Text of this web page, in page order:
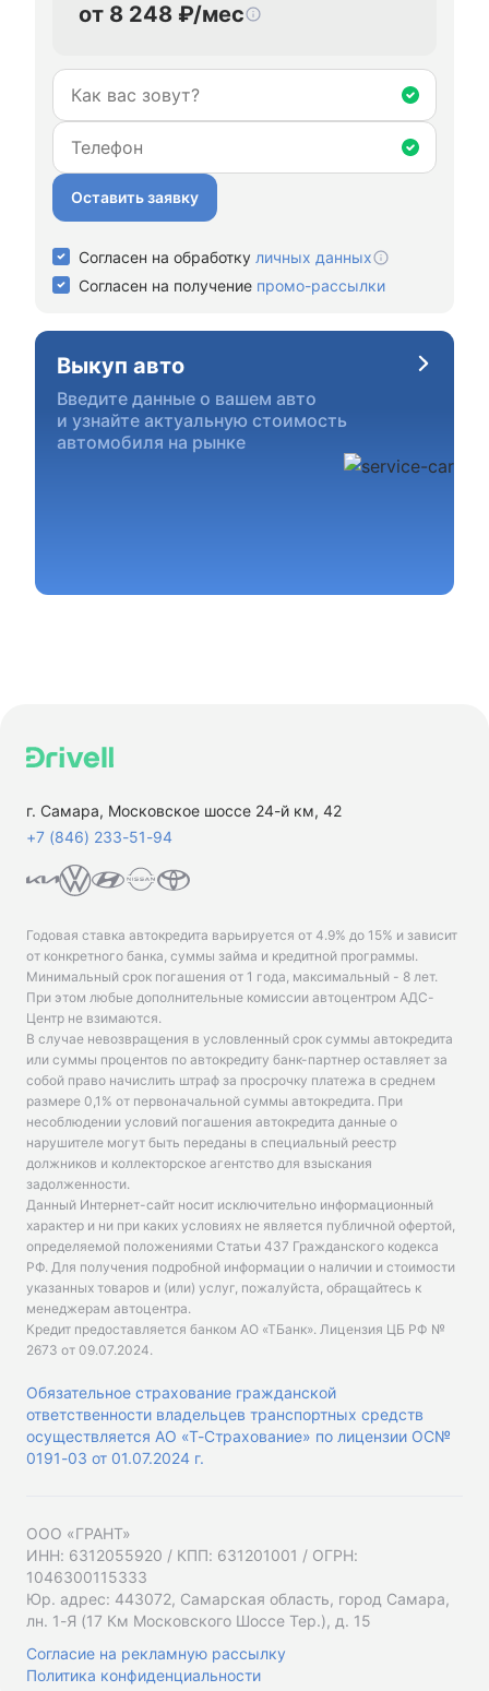
от 8 248 ₽/мес
Оставить заявку
Согласен на обработку личных данных
Согласен на получение промо-рассылки
Выкуп авто
Введите данные о вашем авто
и узнайте актуальную стоимость
автомобиля на рынке
г. Самара, Московское шоссе 24-й км, 42
+7 (846) 233-51-94
Годовая ставка автокредита варьируется от 4.9% до 15% и зависит
от конкретного банка, суммы займа и кредитной программы.
Минимальный срок погашения от 1 года, максимальный - 8 лет.
При этом любые дополнительные комиссии автоцентром АДС-
Центр не взимаются.
В случае невозвращения в условленный срок суммы автокредита
или суммы процентов по автокредиту банк-партнер оставляет за
собой право начислить штраф за просрочку платежа в среднем
размере 0,1% от первоначальной суммы автокредита. При
несоблюдении условий погашения автокредита данные о
нарушителе могут быть переданы в специальный реестр
должников и коллекторское агентство для взыскания
задолженности.
Данный Интернет-сайт носит исключительно информационный
характер и ни при каких условиях не является публичной офертой,
определяемой положениями Статьи 437 Гражданского кодекса
РФ. Для получения подробной информации о наличии и стоимости
указанных товаров и (или) услуг, пожалуйста, обращайтесь к
менеджерам автоцентра.
Кредит предоставляется банком АО «ТБанк». Лицензия ЦБ РФ №
2673 от 09.07.2024.
Обязательное страхование гражданской
ответственности владельцев транспортных средств
осуществляется АО «Т-Страхование» по лицензии ОС№
0191-03 от 01.07.2024 г.
ООО «ГРАНТ»
ИНН: 6312055920 / КПП: 631201001 / ОГРН:
1046300115333
Юр. адрес: 443072, Самарская область, город Самара,
лн. 1-Я (17 Км Московского Шоссе Тер.), д. 15
Согласие на рекламную рассылку
Политика конфиденциальности